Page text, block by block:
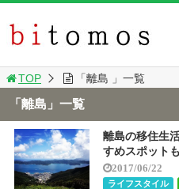
TOP 「離島 」一覧
「離島」一覧
離島の移住生
すめスポット
2017/06/22
ライフスタイル